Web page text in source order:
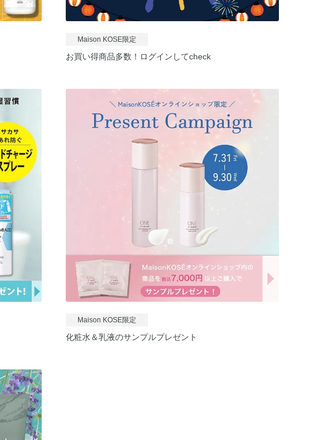
Maison KOSE限定
お買い得商品多数！ログインしてcheck
Maison KOSE限定
化粧水＆乳液のサンプルプレゼント